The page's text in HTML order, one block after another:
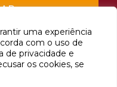
uma experiência
com o uso de
de privacidade e
os cookies, se